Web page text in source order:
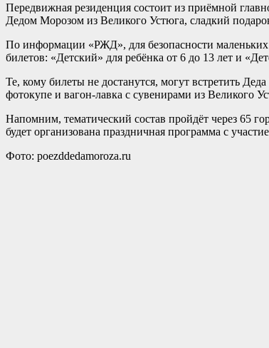
Передвижная резиденция состоит из приёмной
Дедом Морозом из Великого Устюга, сладкий
По информации «РЖД», для безопасности
билетов: «Детский» для ребёнка от 6 до 13 лет и
Те, кому билеты не достанутся, могут встретить
фотокупе и вагон-лавка с сувенирами из Великого
Напомним, тематический состав пройдёт через 65
будет организована праздничная программа с
Фото: poezddedamoroza.ru